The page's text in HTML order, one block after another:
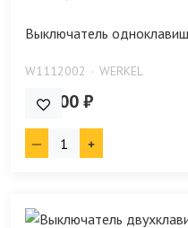
Выключатель
W1112002 WERKEL
612.00 ₽